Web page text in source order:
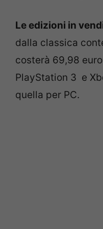
Le edizioni in
dalla classica
costerà 69,98
PlayStation 3 e
quella per PC.